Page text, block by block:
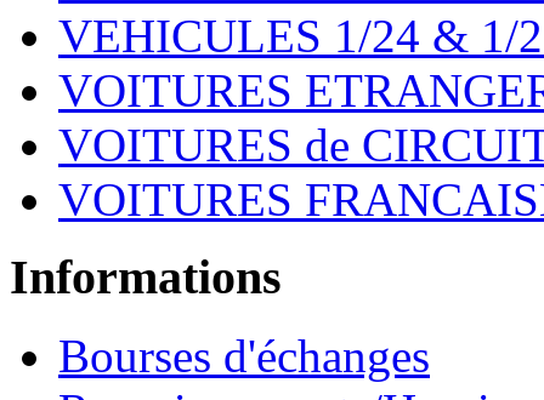
VEHICULES 1/24 & 1/
VOITURES
VOITURES de
VOITURES
Informations
Bourses d'échanges